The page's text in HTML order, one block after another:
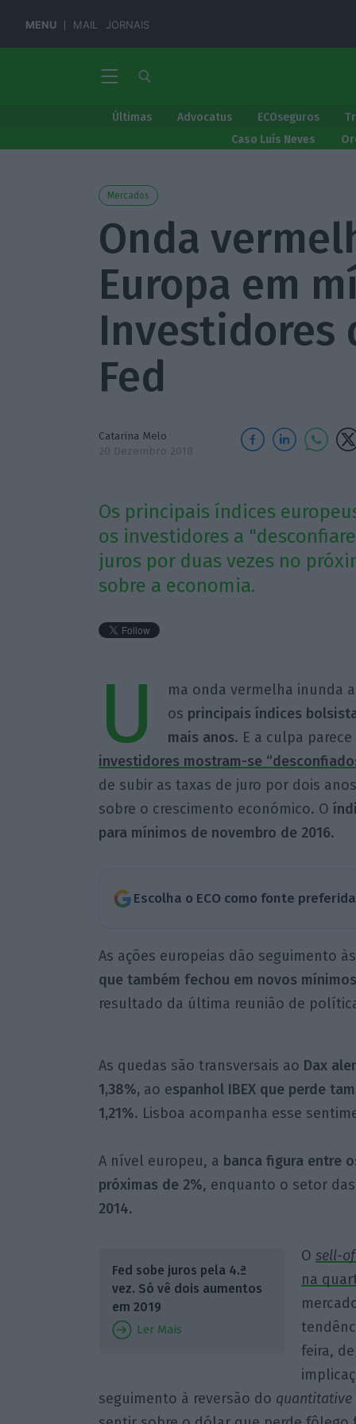
MENU MAIL JORNAIS
Últimas Advocatus ECOseguros
Caso Luís Neves
Mercados
Onda
Europa em
Investidores
Fed
Catarina Melo
20 Dezembro 2018
Os principais índices
os investidores a
juros por duas vezes no
sobre a economia.
U
ma onda vermelha inunda
os principais índices
mais anos. E a culpa parece
investidores mostram-se
de subir as taxas de juro por dois
sobre o crescimento económico. O
para mínimos de novembro de 2016.
Escolha o ECO como fonte
As ações europeias dão seguimento
que também fechou em novos mínimos
resultado da última reunião de
As quedas são transversais ao Dax
1,38%, ao espanhol IBEX que perde
1,21%. Lisboa acompanha esse
A nível europeu, a banca figura entre
próximas de 2%, enquanto o setor das
2014.
Fed sobe juros pela 4.ª
vez. Só vê dois aumentos
em 2019
Ler Mais
O sell-of
na
feira,
seguimento à reversão do quantitative